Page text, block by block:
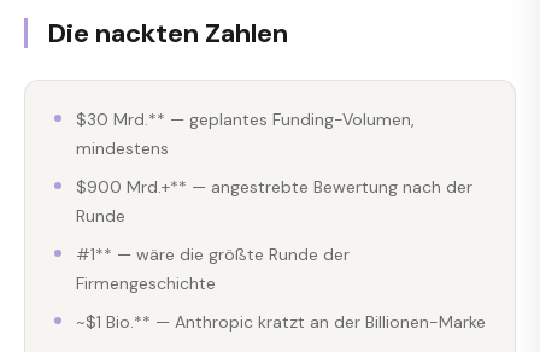
Die nackten Zahlen
$30 Mrd.** — geplantes Funding-Volumen,
mindestens
$900 Mrd.+** — angestrebte Bewertung nach der
Runde
#1** — wäre die größte Runde der
Firmengeschichte
~$1 Bio.** — Anthropic kratzt an der Billionen-Marke